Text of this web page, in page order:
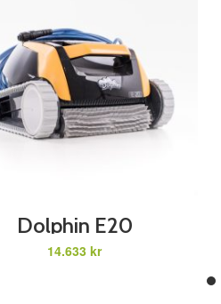
Dolphin E20
kr